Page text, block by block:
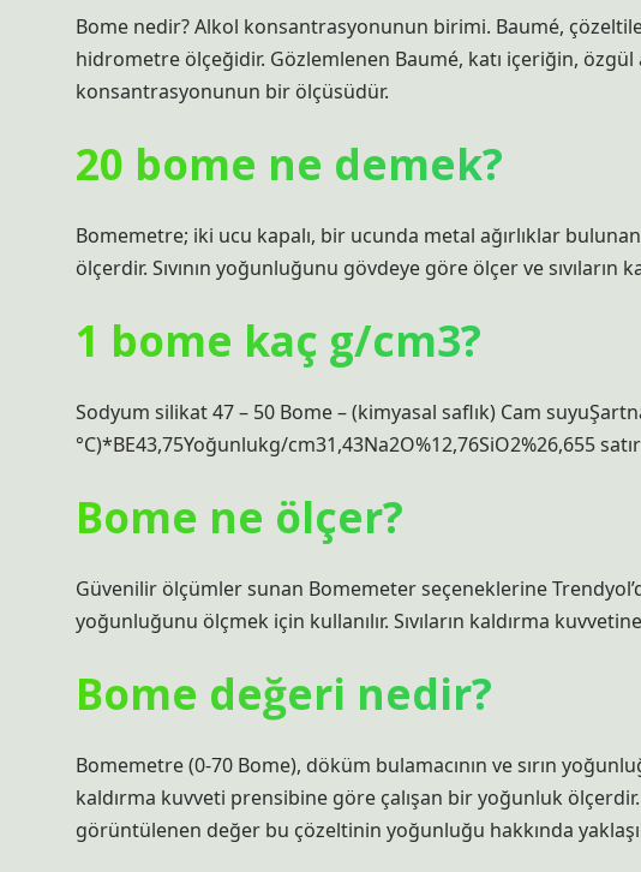
Bome nedir? Alkol konsantrasyonunun birimi. Baumé,
hidrometre ölçeğidir. Gözlemlenen Baumé, katı içeriğin, özgül
konsantrasyonunun bir ölçüsüdür.
20 bome ne demek?
Bomemetre; iki ucu kapalı, bir ucunda metal ağırlıklar
ölçerdir. Sıvının yoğunluğunu gövdeye göre ölçer ve sıvıların
1 bome kaç g/cm3?
Sodyum silikat 47 – 50 Bome – (kimyasal saflık) Cam
°C)*BE43,75Yoğunlukg/cm31,43Na2O%12,76SiO2%26,655
Bome ne ölçer?
Güvenilir ölçümler sunan Bomemeter seçeneklerine
yoğunluğunu ölçmek için kullanılır. Sıvıların kaldırma
Bome değeri nedir?
Bomemetre (0-70 Bome), döküm bulamacının ve sırın
kaldırma kuvveti prensibine göre çalışan bir yoğunluk ölçerdir.
görüntülenen değer bu çözeltinin yoğunluğu hakkında